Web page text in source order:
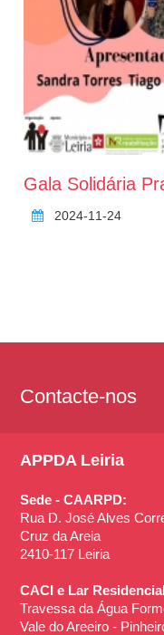
Gala Solidária
2024-11-24
Contacte-nos
APPDA Leiria
Sede - CAARPD:
Rua D. José Alves
Cruz da Areia
2410-117 Leiria
CACI e Lar Residencial
Travessa da Água
Vale do Areeiro -